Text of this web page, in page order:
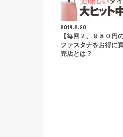
2019.2.20
【毎回２、９８０円
ファスタナをお得に
売店とは？